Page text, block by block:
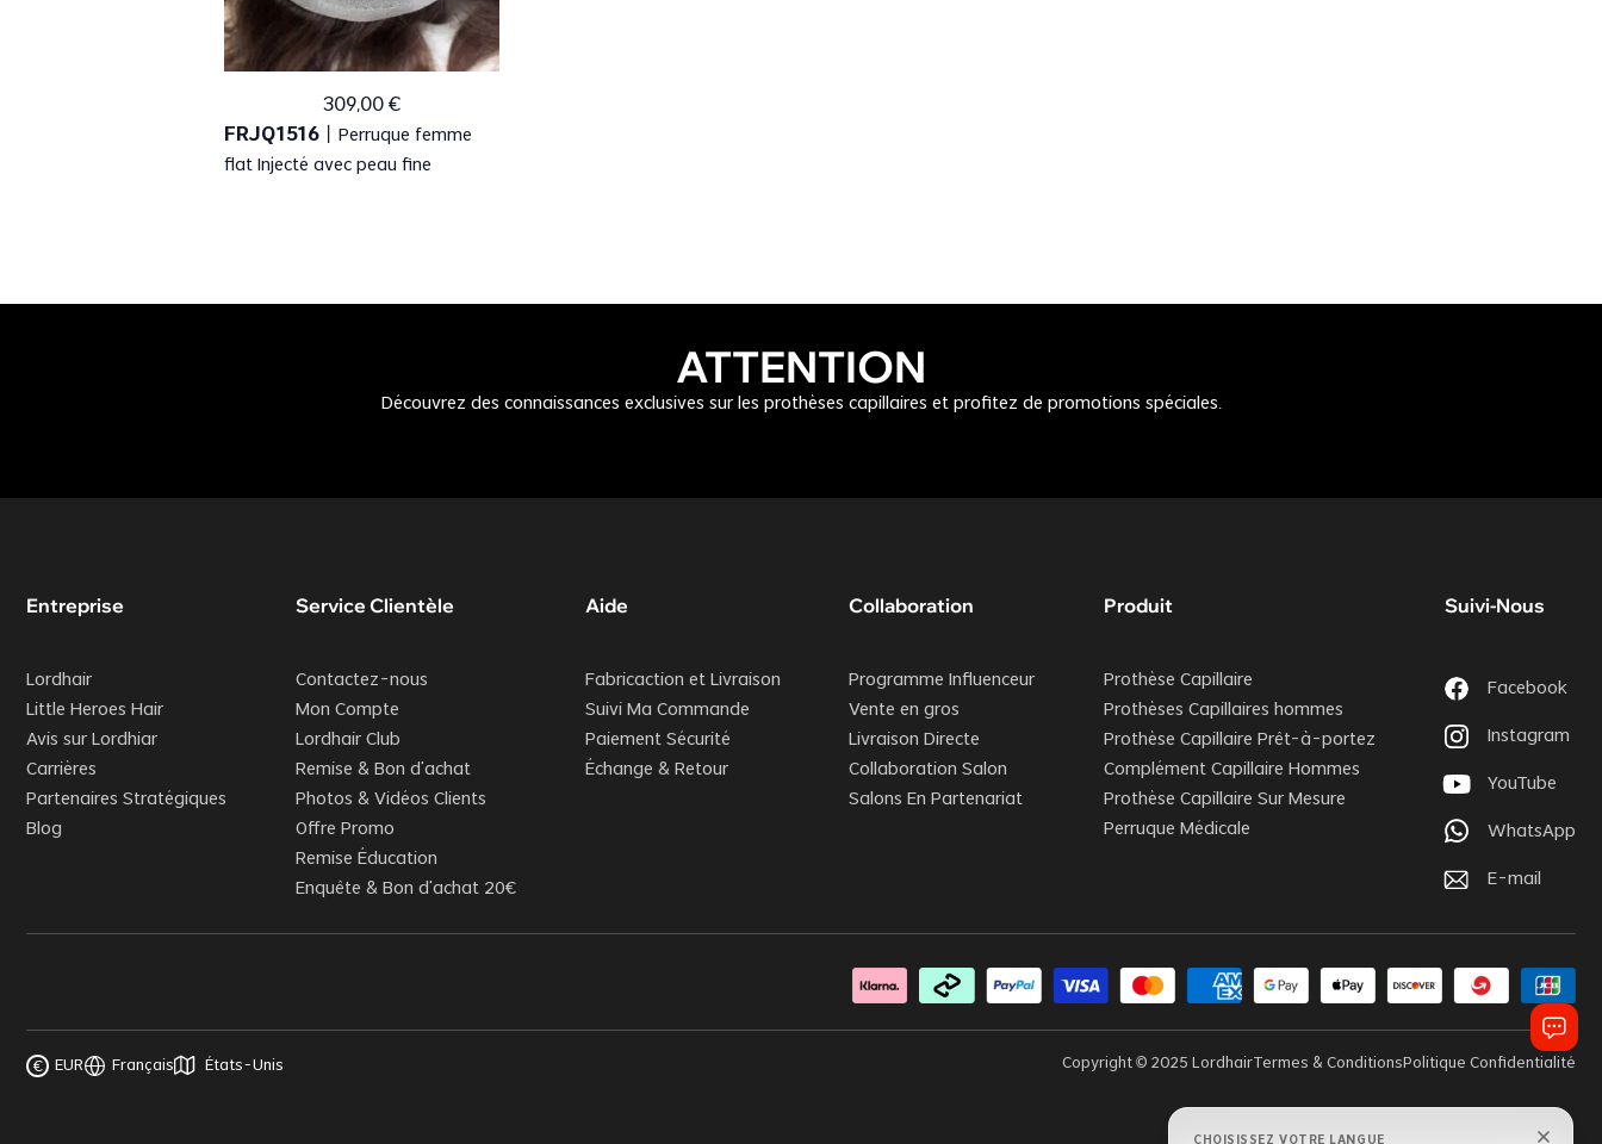
309,00 €
FRJQ1516
Perruque femme
flat Injecté avec peau fine
ATTENTION
Découvrez des connaissances exclusives sur les prothèses capillaires et profitez de promotions spéciales.
Entreprise
Lordhair
Little Heroes Hair
Avis sur Lordhiar
Carrières
Partenaires Stratégiques
Blog
Service Clientèle
Contactez-nous
Mon Compte
Lordhair Club
Remise & Bon d’achat
Photos & Vidéos Clients
Offre Promo
Remise Éducation
Enquête & Bon d'achat 20€
Aide
Fabricaction et Livraison
Suivi Ma Commande
Paiement Sécurité
Échange & Retour
Collaboration
Programme Influenceur
Vente en gros
Livraison Directe
Collaboration Salon
Salons En Partenariat
Produit
Prothèse Capillaire
Prothèses Capillaires hommes
Prothèse Capillaire Prêt-à-portez
Complément Capillaire Hommes
Prothèse Capillaire Sur Mesure
Perruque Médicale
Suivi-Nous
Facebook
Instagram
YouTube
WhatsApp
E-mail
€ EUR Français États-Unis Copyright © 2025 LordhairTermes & ConditionsPolitique Confidentialité
CHOISISSEZ VOTRE LANGUE